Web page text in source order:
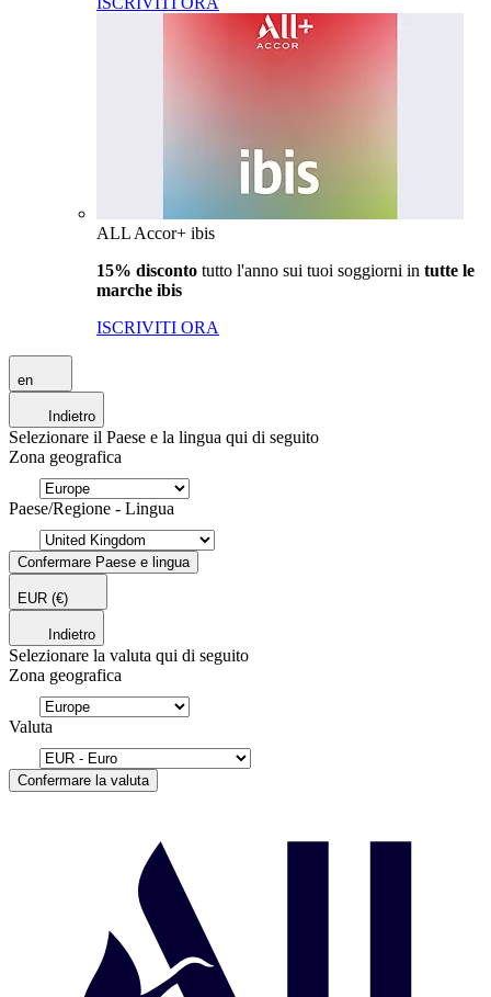
ALL Accor+ ibis
15% disconto tutto l'anno sui tuoi soggiorni in tutte le
marche ibis
ISCRIVITI ORA
en
Indietro
Selezionare il Paese e la lingua qui di seguito
Zona geografica
Paese/Regione - Lingua
Confermare Paese e lingua
EUR (€)
Indietro
Selezionare la valuta qui di seguito
Zona geografica
Valuta
Confermare la valuta